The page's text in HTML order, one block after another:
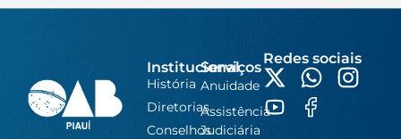
Institucional
História
Diretorias
Conselhos
Serviços
Anuidade
Assistência
Judiciária
Redes sociais